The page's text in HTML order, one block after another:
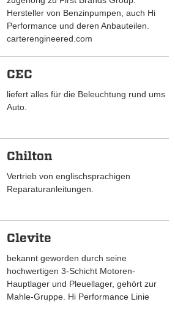
Hersteller von Benzinpumpen, auch Hi
Performance und deren Anbauteilen.
carterengineered.com
CEC
liefert alles für die Beleuchtung rund ums
Auto.
Chilton
Vertrieb von englischsprachigen
Reparaturanleitungen.
Clevite
bekannt geworden durch seine
hochwertigen 3-Schicht Motoren-
Hauptlager und Pleuellager, gehört zur
Mahle-Gruppe. Hi Performance Linie